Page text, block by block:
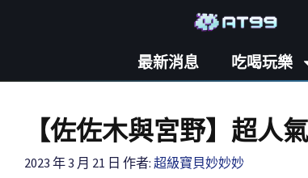
最新消息 吃喝玩樂
【佐佐木與宮野】超人
2023 年 3 月 21 日 作者: 超級寶貝妙妙妙